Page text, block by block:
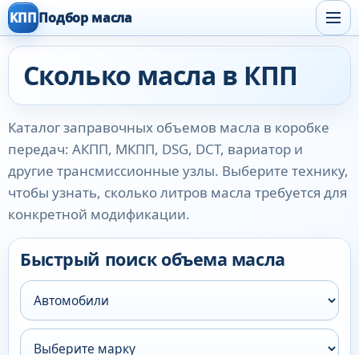
КПППодбор масла
Сколько масла в КПП
Каталог заправочных объемов масла в коробке
передач: АКПП, МКПП, DSG, DCT, вариатор и
другие трансмиссионные узлы. Выберите технику,
чтобы узнать, сколько литров масла требуется для
конкретной модификации.
Быстрый поиск объема масла